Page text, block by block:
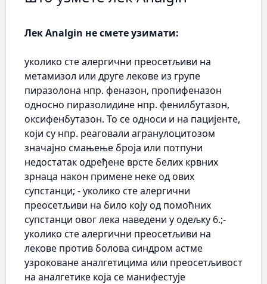
Лек Analgin не смете узимати:
уколико сте алергични преосетљиви на
метамизол или друге лекове из групе
пиразолона нпр. феназон, пропифеназон
односно пиразолидине нпр. фенилбутазон,
оксифенбутазон. То се односи и на пацијенте,
који су нпр. реаговали агранулоцитозом
значајно смањење броја или потпуни
недостатак oдрeђeне врсте белих крвних
зрнаца након примене неке од ових
супстанци; - уколико сте алергични
преосетљиви на било коју од помоћних
супстанци овог лека наведени у одељку 6.;-
уколико сте алергични преосетљиви на
лекове против болова синдром астме
узроковане аналгетицима или преосетљивост
на аналгетике која се манифестује